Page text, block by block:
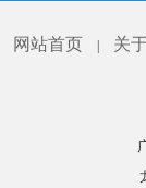
网站首页 关